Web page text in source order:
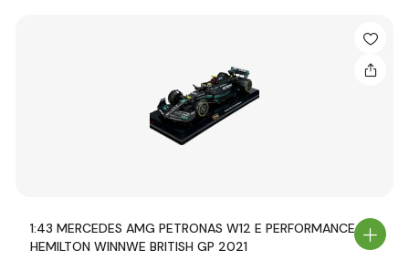
1:43 MERCEDES AMG PETRONAS W12 E PERFORMANCE L
HEMILTON WINNWE BRITISH GP 2021